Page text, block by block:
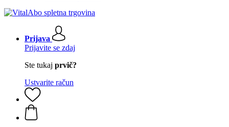
Prijava
Prijavite se zdaj
Ste tukaj prvič?
Ustvarite račun